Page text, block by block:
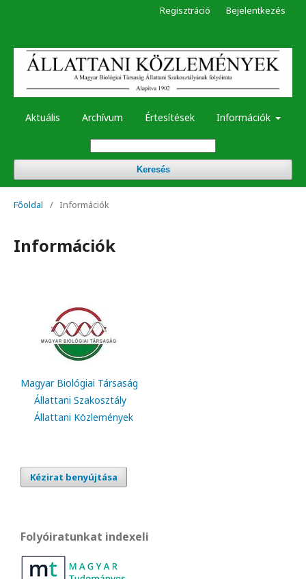
Aktuális Archívum Értesítések Információk
Keresés
Regisztráció Bejelentkezés
Főoldal / Információk
Információk
Magyar Biológiai Társaság
Állattani Szakosztály
Állattani Közlemények
Kézirat benyújtása
Folyóiratunkat indexeli